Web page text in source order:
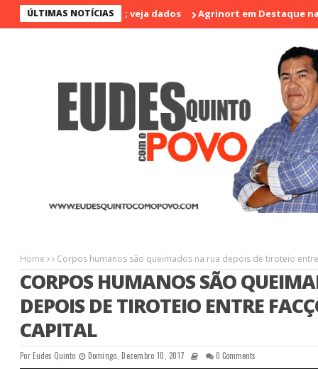
ÚLTIMAS NOTÍCIAS
nos últimos 17 anos; veja dados Agrinort em Destaque na I
Home Corpos humanos são queimados na rua depois de tiroteio
CORPOS HUMANOS SÃO
DEPOIS DE TIROTEIO ENTRE
CAPITAL
PorEudes Quinto Domingo, Dezembro 10, 2017 0 Comments